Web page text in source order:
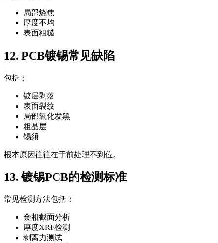
局部烧焦
厚度不均
表面粗糙
12. PCB镀锡常见缺陷
包括：
镀层剥落
表面裂纹
局部氧化发黑
粗晶层
锡须
根本原因往往在于前处理不到位。
13. 镀锡PCB的检测标准
常见检测方法包括：
金相截面分析
厚度XRF检测
剥离力测试